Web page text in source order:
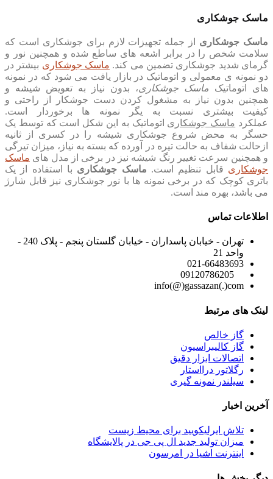
ماسک جوشکاری
ماسک جوشکاری از جمله تجهیزات لازم برای جوشکاری است که
سلامت شخص را در برابر اشعه های ساطع شده و همچنین نور و
گرمای شدید جوشکاری تضمین می کند. ماسک جوشکاری بیشتر در
دو نمونه ی معمولی و اتوماتیک در بازار یافت می شود که در نمونه
های اتوماتیک ماسک جوشکاری، بدون نیاز به تعویض شیشه و
همچنین بدون نیاز به مشغول کردن دست جوشکار از راحتی و
کیفیت بیشتری نسبت به یگر نمونه ها برخوردار است.
عملکرد ماسک جوشکاری اتوماتیک به این شکل است که توسط یک
حسگر به محض شروع جوشکاری شیشه را در کسری از ثانیه
ازحالت شفاف به حالت تیره در آورده که بسته به نیاز، میزان تیرگی
و همچنین سرعت تغییر رنگ شیشه نیز در برخی از مدل های ماسک
جوشکاری قابل تنظیم است. ماسک جوشکاری با استفاده از یک
باتری کوچک که در برخی نمونه ها با نور جوشکاری نیز قابل شارژ
می باشد، بهره مند است.
اطلاعات تماس
تهران - خیابان پاسداران - خیابان گلستان پنجم - پلاک 240 -
واحد 21
021-66483693
info(@)gassazan(.)com
لینک های مرتبط
گاز خالص
گاز کالیبراسیون
اتصالات ابزار دقیق
رگلاتور درااستار
سیلندر نمونه گیری
آخرین اخبار
تلاش ایرلیکویید برای محیط زیست
میزان تولید جدید ال پی جی در پالایشگاه
اینترنت اشیا در امرسون